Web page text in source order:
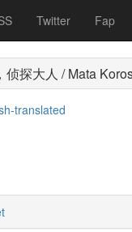
Twitter Fap
探大人 / Mata
translated